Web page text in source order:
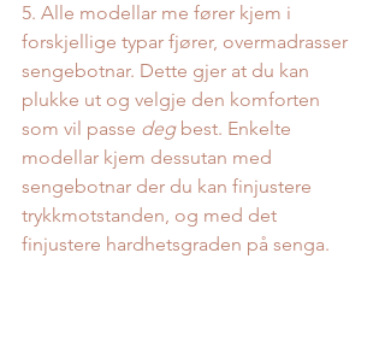
5. Alle modellar me fører kjem i
forskjellige typar fjører, overmadrasser
sengebotnar. Dette gjer at du kan
plukke ut og velgje den komforten
som vil passe deg best. Enkelte
modellar kjem dessutan med
sengebotnar der du kan finjustere
trykkmotstanden, og med det
finjustere hardhetsgraden på senga.